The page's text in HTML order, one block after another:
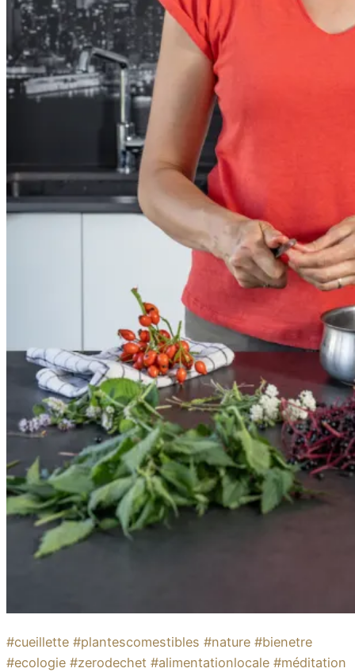
#cueillette #plantescomestibles #nature #bienetre
#ecologie #zerodechet #alimentationlocale #méditation